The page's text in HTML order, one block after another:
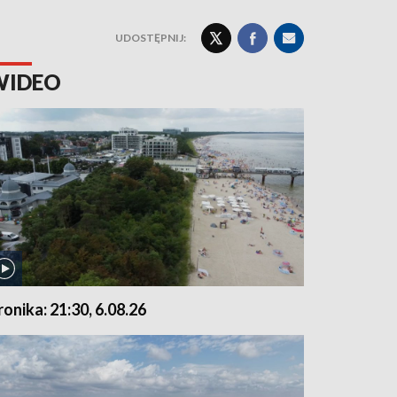
UDOSTĘPNIJ:
21:30, 6.08.26